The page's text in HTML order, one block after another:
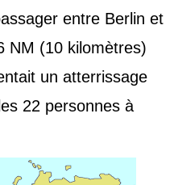
entre Berlin et
NM (10 kilomètres)
un atterrissage
22 personnes à